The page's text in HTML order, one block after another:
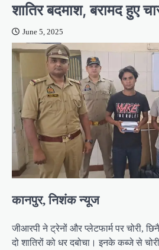
शातिर बदमाश, बरामद हुए
June 5, 2025
कानपुर, निशंक न्यूज
जीआरपी ने ट्रेनों और प्लेटफार्म पर चोरी,
दो शातिरों को धर दबोचा। इनके कब्जे से